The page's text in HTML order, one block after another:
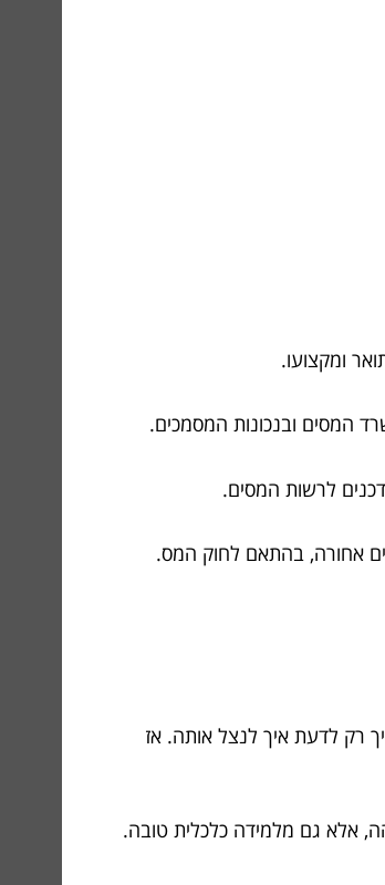
ומקצועו.
המסים ובנכונות המסמכים.
לרשות המסים.
אחורה, בהתאם לחוק המס.
רק לדעת איך לנצל אותה. אז
אלא גם מלמידה כלכלית טובה.